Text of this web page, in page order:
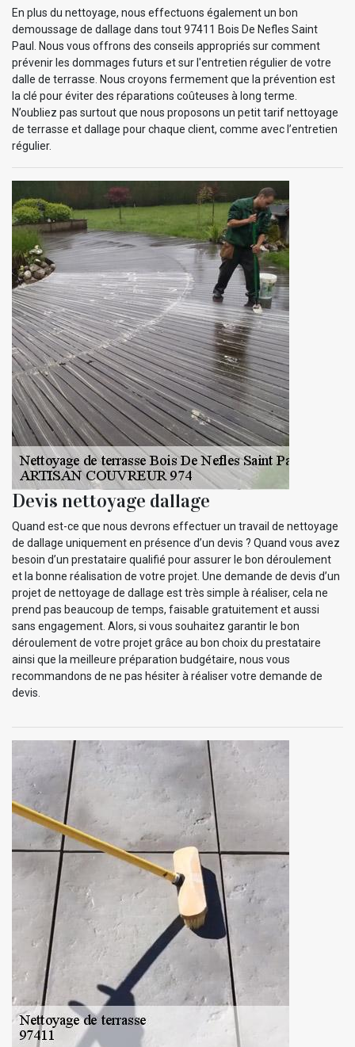
En plus du nettoyage, nous effectuons également un bon
demoussage de dallage dans tout 97411 Bois De Nefles Saint
Paul. Nous vous offrons des conseils appropriés sur comment
prévenir les dommages futurs et sur l'entretien régulier de votre
dalle de terrasse. Nous croyons fermement que la prévention est
la clé pour éviter des réparations coûteuses à long terme.
N’oubliez pas surtout que nous proposons un petit tarif nettoyage
de terrasse et dallage pour chaque client, comme avec l’entretien
régulier.
Devis nettoyage dallage
Quand est-ce que nous devrons effectuer un travail de nettoyage
de dallage uniquement en présence d’un devis ? Quand vous avez
besoin d’un prestataire qualifié pour assurer le bon déroulement
et la bonne réalisation de votre projet. Une demande de devis d’un
projet de nettoyage de dallage est très simple à réaliser, cela ne
prend pas beaucoup de temps, faisable gratuitement et aussi
sans engagement. Alors, si vous souhaitez garantir le bon
déroulement de votre projet grâce au bon choix du prestataire
ainsi que la meilleure préparation budgétaire, nous vous
recommandons de ne pas hésiter à réaliser votre demande de
devis.